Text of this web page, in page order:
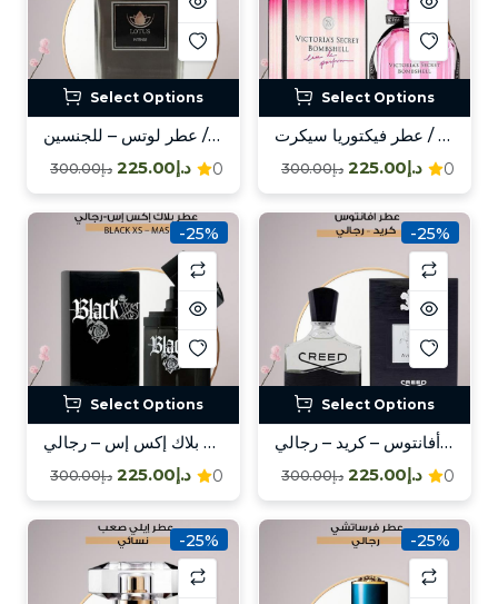
Select Options
عطر لوتس – للجنسين / Lotus – Unisex
0 د.إ225.00 د.إ300.00
Select Options
عطر فيكتوريا سيكرت / Victoria’s Secret
0 د.إ225.00 د.إ300.00
-25%
Select Options
عطر بلاك إكس إس – رجالي / Black XS – Mas
0 د.إ225.00 د.إ300.00
-25%
Select Options
عطر أفانتوس – كريد – رجالي / Avantus – Creed – Mas
0 د.إ225.00 د.إ300.00
-25% -25%